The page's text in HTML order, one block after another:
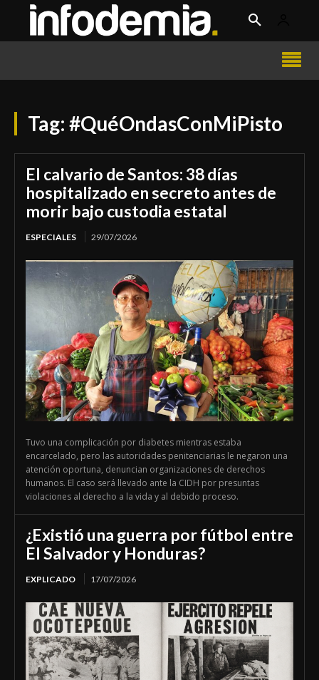
Tag: #QuéOndasConMiPisto
El calvario de Santos: 38 días
hospitalizado en secreto antes de
morir bajo custodia estatal
ESPECIALES 29/07/2026
Tuvo una complicación por diabetes mientras estaba
encarcelado, pero las autoridades penitenciarias le negaron una
atención oportuna, denuncian organizaciones de derechos
humanos. El caso será llevado ante la CIDH por presuntas
violaciones al derecho a la vida y al debido proceso.
¿Existió una guerra por fútbol entre
El Salvador y Honduras?
EXPLICADO 17/07/2026